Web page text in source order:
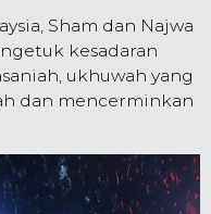
Sham dan Najwa
kesadaran
ukhuwah yang
dan mencerminkan